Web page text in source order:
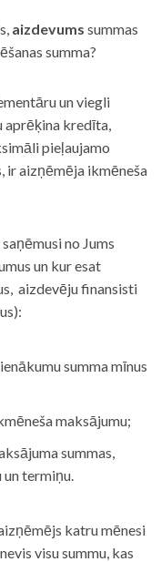
aizdevums summas
summa?
un viegli
aprēķina kredīta,
pieļaujamo
ir aizņēmēja ikmēneša
no Jums
un kur esat
aizdevēju finansisti
summa mīnus
maksājumu;
summas,
termiņu.
katru mēnesi
visu summu, kas